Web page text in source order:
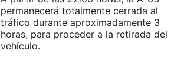
permanecerá totalmente cerrada al
tráfico durante aproximadamente 3
horas, para proceder a la retirada del
vehículo.